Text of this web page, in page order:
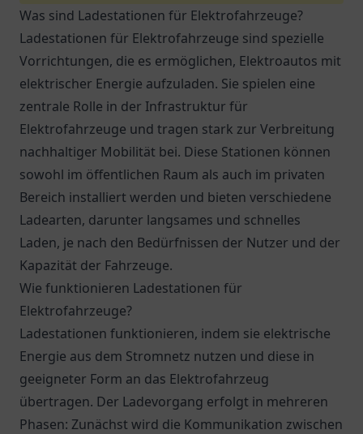
Was sind Ladestationen für Elektrofahrzeuge?
Ladestationen für Elektrofahrzeuge sind spezielle
Vorrichtungen, die es ermöglichen, Elektroautos mit
elektrischer Energie aufzuladen. Sie spielen eine
zentrale Rolle in der Infrastruktur für
Elektrofahrzeuge und tragen stark zur Verbreitung
nachhaltiger Mobilität bei. Diese Stationen können
sowohl im öffentlichen Raum als auch im privaten
Bereich installiert werden und bieten verschiedene
Ladearten, darunter langsames und schnelles
Laden, je nach den Bedürfnissen der Nutzer und der
Kapazität der Fahrzeuge.
Wie funktionieren Ladestationen für
Elektrofahrzeuge?
Ladestationen funktionieren, indem sie elektrische
Energie aus dem Stromnetz nutzen und diese in
geeigneter Form an das Elektrofahrzeug
übertragen. Der Ladevorgang erfolgt in mehreren
Phasen: Zunächst wird die Kommunikation zwischen